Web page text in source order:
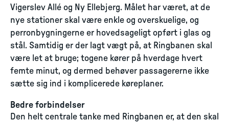
Vigerslev Allé og Ny Ellebjerg. Målet har været, at de
nye stationer skal være enkle og overskuelige, og
perronbygningerne er hovedsageligt opført i glas og
stål. Samtidig er der lagt vægt på, at Ringbanen skal
være let at bruge; togene kører på hverdage hvert
femte minut, og dermed behøver passagererne ikke
sætte sig ind i komplicerede køreplaner.
Bedre forbindelser
Den helt centrale tanke med Ringbanen er, at den skal